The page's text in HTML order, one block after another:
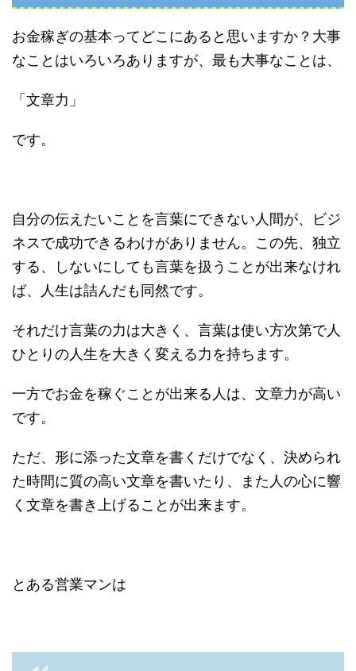
お金稼ぎの基本ってどこにあると思いますか？大事
なことはいろいろありますが、最も大事なことは、
「文章力」
です。
自分の伝えたいことを言葉にできない人間が、ビジ
ネスで成功できるわけがありません。この先、独立
する、しないにしても言葉を扱うことが出来なけれ
ば、人生は詰んだも同然です。
それだけ言葉の力は大きく、言葉は使い方次第で人
ひとりの人生を大きく変える力を持ちます。
一方でお金を稼ぐことが出来る人は、文章力が高い
です。
ただ、形に添った文章を書くだけでなく、決められ
た時間に質の高い文章を書いたり、また人の心に響
く文章を書き上げることが出来ます。
とある営業マンは